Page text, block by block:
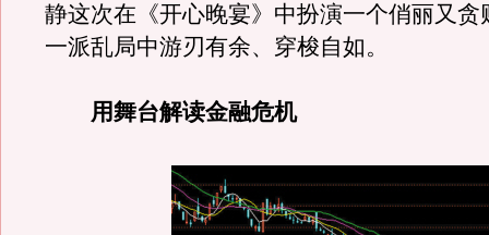
静这次在《开心晚宴》中扮演一个俏丽又贪
一派乱局中游刃有余、穿梭自如。
用舞台解读金融危机